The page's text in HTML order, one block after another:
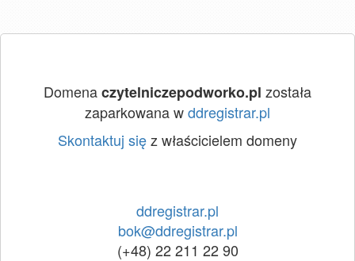
Domenaczytelniczepodworko.pl została
zaparkowana wddregistrar.pl
Skontaktuj sięz właścicielem domeny
ddregistrar.pl
bok@ddregistrar.pl
(+48) 22 211 22 90